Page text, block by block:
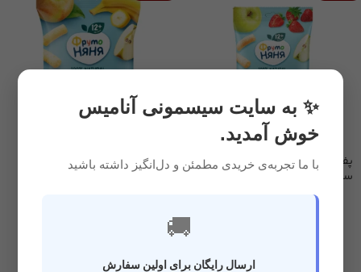
پفک فروتونیانیا طعم توت فرنگی
سیب ذرت با شیر(Frutonyanya)
پفک فروتونیانیا طعم موز سیب
ذرت با شیر(Frutonyanya)
✨ به سایت سیسمونی آنامیس
خوش آمدید.
با ما تجربه‌ی خریدی مطمئن و دل‌انگیز داشته باشید
🚚
ارسال رایگان برای اولین سفارش